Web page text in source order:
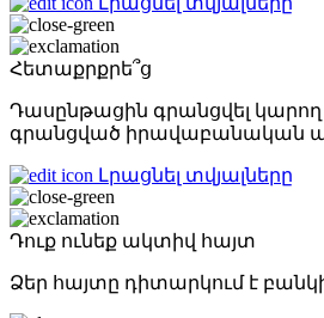
Հետաքրքրե՞ց
Դասընթացին գրանցվել կարող
գրանցված իրավաբանական
Լրացնել տվյալները
Դուք ունեք ակտիվ հայտ
Ձեր հայտը դիտարկում է